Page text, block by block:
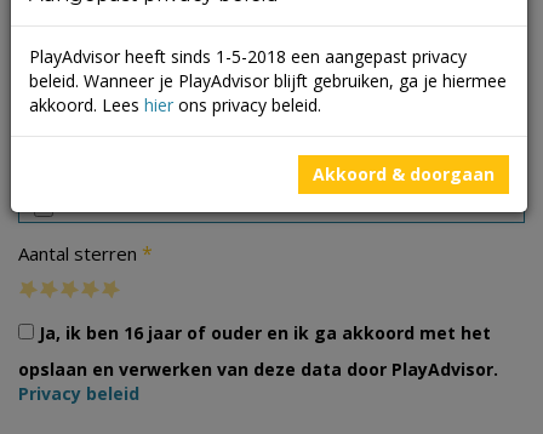
Aantal sterren *
Ja, ik ben 16 jaar of ouder en ik ga akkoord met het
opslaan en verwerken van deze data door PlayAdvisor.
Privacy beleid
PlayAdvisor heeft sinds 1-5-2018 een aangepast privacy
beleid. Wanneer je PlayAdvisor blijft gebruiken, ga je hiermee
akkoord. Lees hier ons privacy beleid.
Akkoord & doorgaan